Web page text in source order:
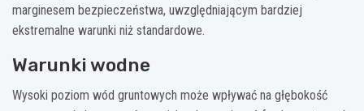
marginesem bezpieczeństwa, uwzględniającym bardziej
ekstremalne warunki niż standardowe.
Warunki wodne
Wysoki poziom wód gruntowych może wpływać na głębokość